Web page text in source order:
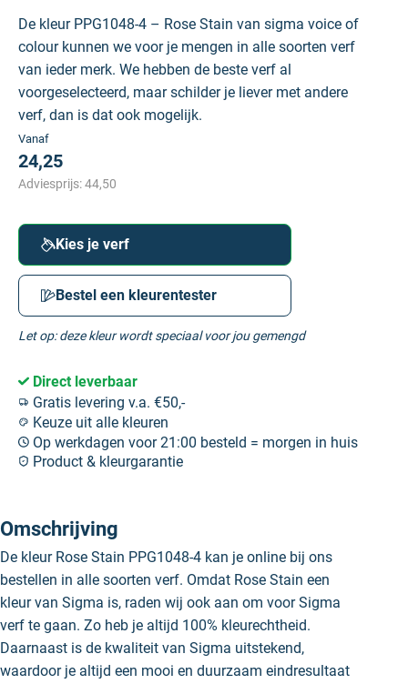
De kleur PPG1048-4 – Rose Stain van sigma voice of
colour kunnen we voor je mengen in alle soorten verf
van ieder merk. We hebben de beste verf al
voorgeselecteerd, maar schilder je liever met andere
verf, dan is dat ook mogelijk.
Vanaf
24,25
Adviesprijs:44,50
Kies je verf
Bestel een kleurentester
Let op: deze kleur wordt speciaal voor jou gemengd
Direct leverbaar
Gratis levering v.a. €50,-
Keuze uit alle kleuren
Op werkdagen voor 21:00 besteld = morgen in huis
Product & kleurgarantie
Omschrijving
De kleur Rose Stain PPG1048-4 kan je online bij ons
bestellen in alle soorten verf. Omdat Rose Stain een
kleur van Sigma is, raden wij ook aan om voor Sigma
verf te gaan. Zo heb je altijd 100% kleurechtheid.
Daarnaast is de kwaliteit van Sigma uitstekend,
waardoor je altijd een mooi en duurzaam eindresultaat